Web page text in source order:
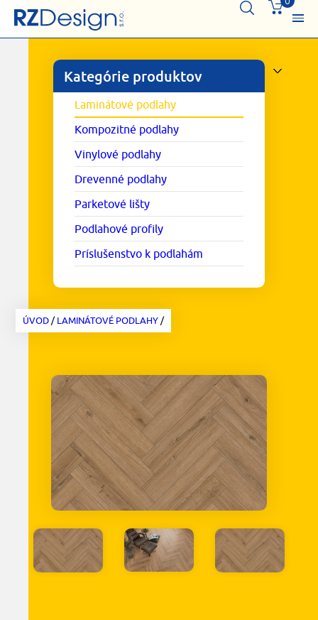
Kategórie produktov
Laminátové podlahy
Kompozitné podlahy
Vinylové podlahy
Drevenné podlahy
Parketové lišty
Podlahové profily
Príslušenstvo k podlahám
ÚVOD/LAMINÁTOVÉ PODLAHY/